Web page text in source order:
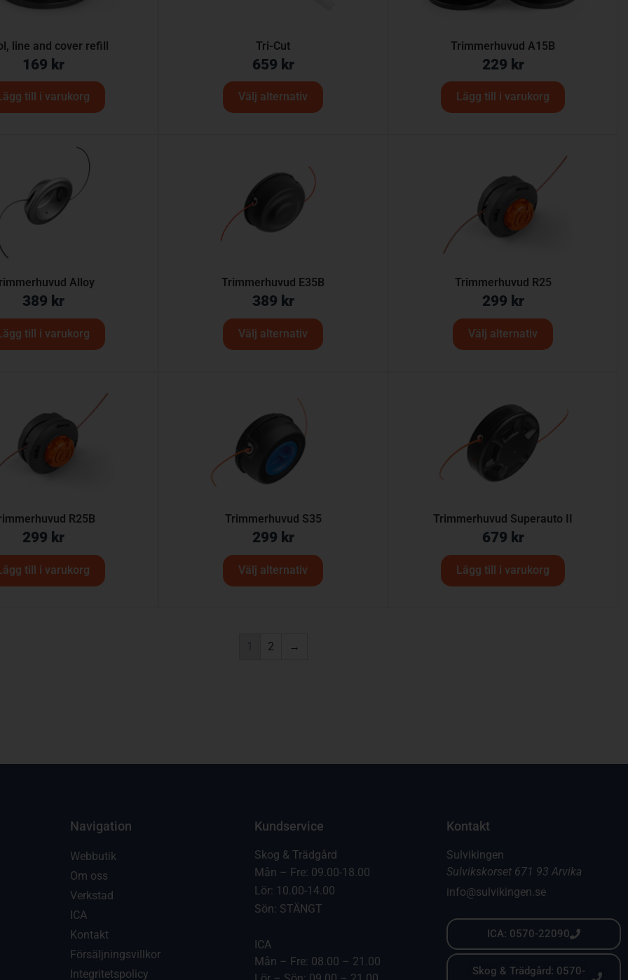
line and cover refill
169 kr
till i varukorg
Tri-Cut
659 kr
Välj alternativ
Trimmerhuvud A15B
229 kr
Lägg till i varukorg
Alloy
389 kr
till i varukorg
Trimmerhuvud E35B
389 kr
Välj alternativ
Trimmerhuvud R25
299 kr
Välj alternativ
R25B
299 kr
till i varukorg
Trimmerhuvud S35
299 kr
Välj alternativ
Trimmerhuvud Superauto II
679 kr
Lägg till i varukorg
1 2 →
Navigation
Webbutik
Om oss
Verkstad
ICA
Kontakt
Försäljningsvillkor
Integritetspolicy
Kundservice
Skog & Trädgård
Mån – Fre: 09.00-18.00
Lör: 10.00-14.00
Sön: STÄNGT
ICA
Mån – Fre: 08.00 – 21.00
Kontakt
Sulvikingen
Sulvikskorset 671 93 Arvika
info@sulvikingen.se
ICA: 0570-22090
Skog & Trädgård: 0570-